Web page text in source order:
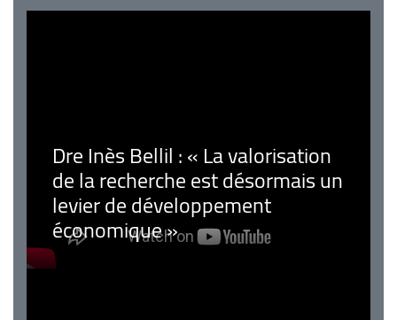
Dre Inès Bellil : « La valorisation
de la recherche est désormais un
levier de développement
économique »